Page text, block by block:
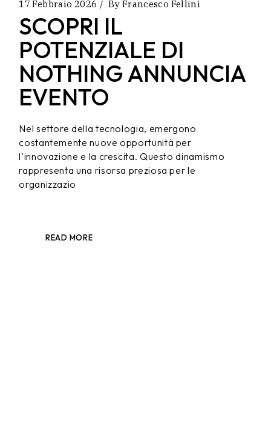
17 Febbraio 2026 By Francesco Fellini
SCOPRI IL
POTENZIALE DI
NOTHING ANNUNCIA
EVENTO
Nel settore della tecnologia, emergono
costantemente nuove opportunità per
l’innovazione e la crescita. Questo dinamismo
rappresenta una risorsa preziosa per le
organizzazio
READ MORE